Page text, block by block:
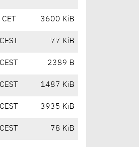
3600 KiB
77 KiB
2389 B
1487 KiB
3935 KiB
78 KiB